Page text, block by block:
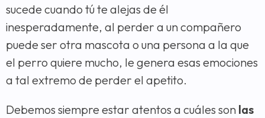
sucede cuando tú te alejas de él
inesperadamente, al perder a un compañero
puede ser otra mascota o una persona a la que
el perro quiere mucho, le genera esas emociones
a tal extremo de perder el apetito.
Debemos siempre estar atentos a cuáles son las